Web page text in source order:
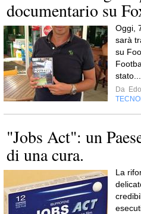
documentario su
Oggi,
sarà
su
stato...
Da
"Jobs Act": un
di una cura.
La